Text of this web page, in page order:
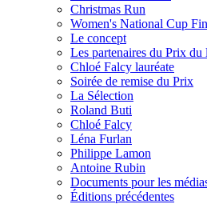
Christmas Run
Women's National Cup
Le concept
Les partenaires du Prix
Chloé Falcy lauréate
Soirée de remise du Prix
La Sélection
Roland Buti
Chloé Falcy
Léna Furlan
Philippe Lamon
Antoine Rubin
Documents pour les
Éditions précédentes